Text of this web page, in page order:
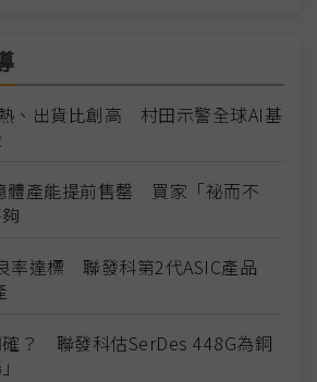
、出貨比創高 村田示警全球AI基
體產能提前售罄 買家「祕而不
率達標 聯發科第2代ASIC產品
？ 聯發科估SerDes 448G為銅